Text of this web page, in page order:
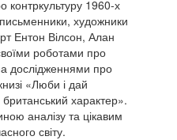
контркультуру 1960-х
художники
Ентон Вілсон, Алан
роботами про
дослідженнями про
«Люби і дай
характер».
аналізу та цікавим
світу.